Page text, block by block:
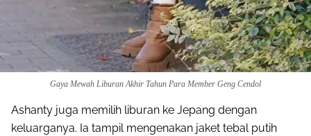
Gaya Mewah Liburan Akhir Tahun Para Member Geng Cendol
Ashanty juga memilih liburan ke Jepang dengan
keluarganya. Ia tampil mengenakan jaket tebal putih